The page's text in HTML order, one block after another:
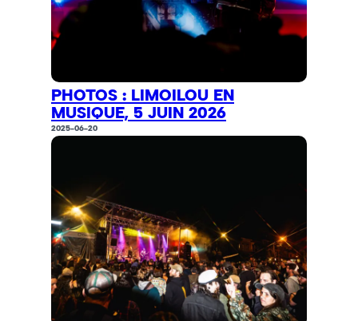
PHOTOS : LIMOILOU EN
MUSIQUE, 5 JUIN 2026
2025-06-20